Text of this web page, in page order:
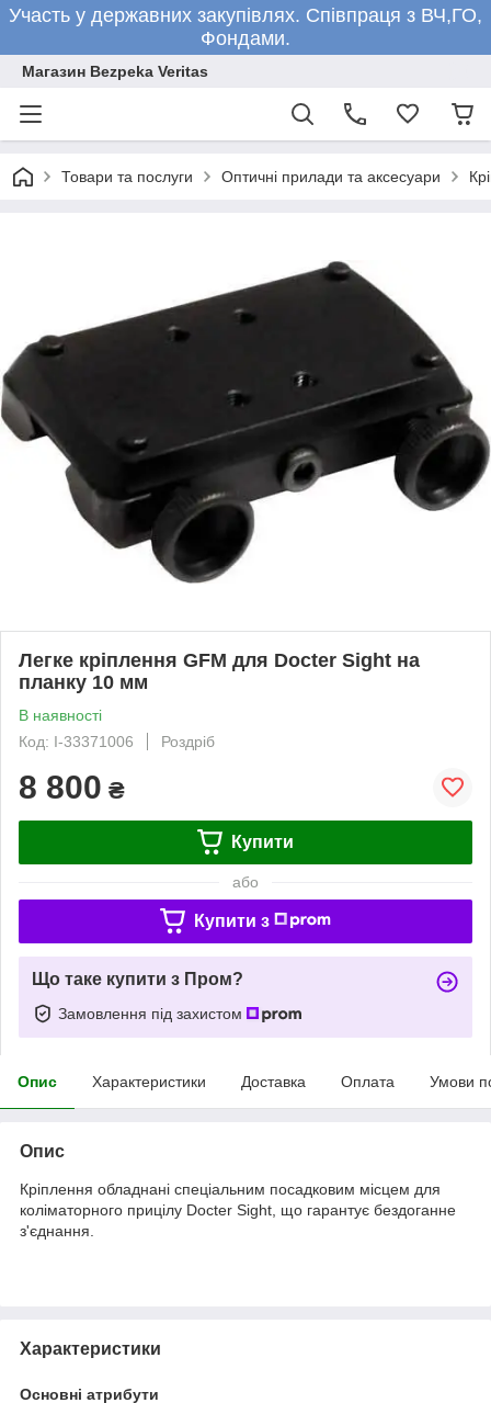
Участь у державних закупівлях. Співпраця з ВЧ,ГО,
Фондами.
Магазин Bezpeka Veritas
Товари та послуги Оптичні прилади та аксесуари
Легке кріплення GFM для Docter Sight на
планку 10 мм
В наявності
Код: I-33371006
Роздріб
8 800 ₴
Купити
або
Купити з
Що таке купити з Пром?
Замовлення під захистом
Опис Характеристики Доставка Оплата Умови
Опис
Кріплення обладнані спеціальним посадковим місцем для
коліматорного прицілу Docter Sight, що гарантує бездоганне
з'єднання.
Характеристики
Основні атрибути